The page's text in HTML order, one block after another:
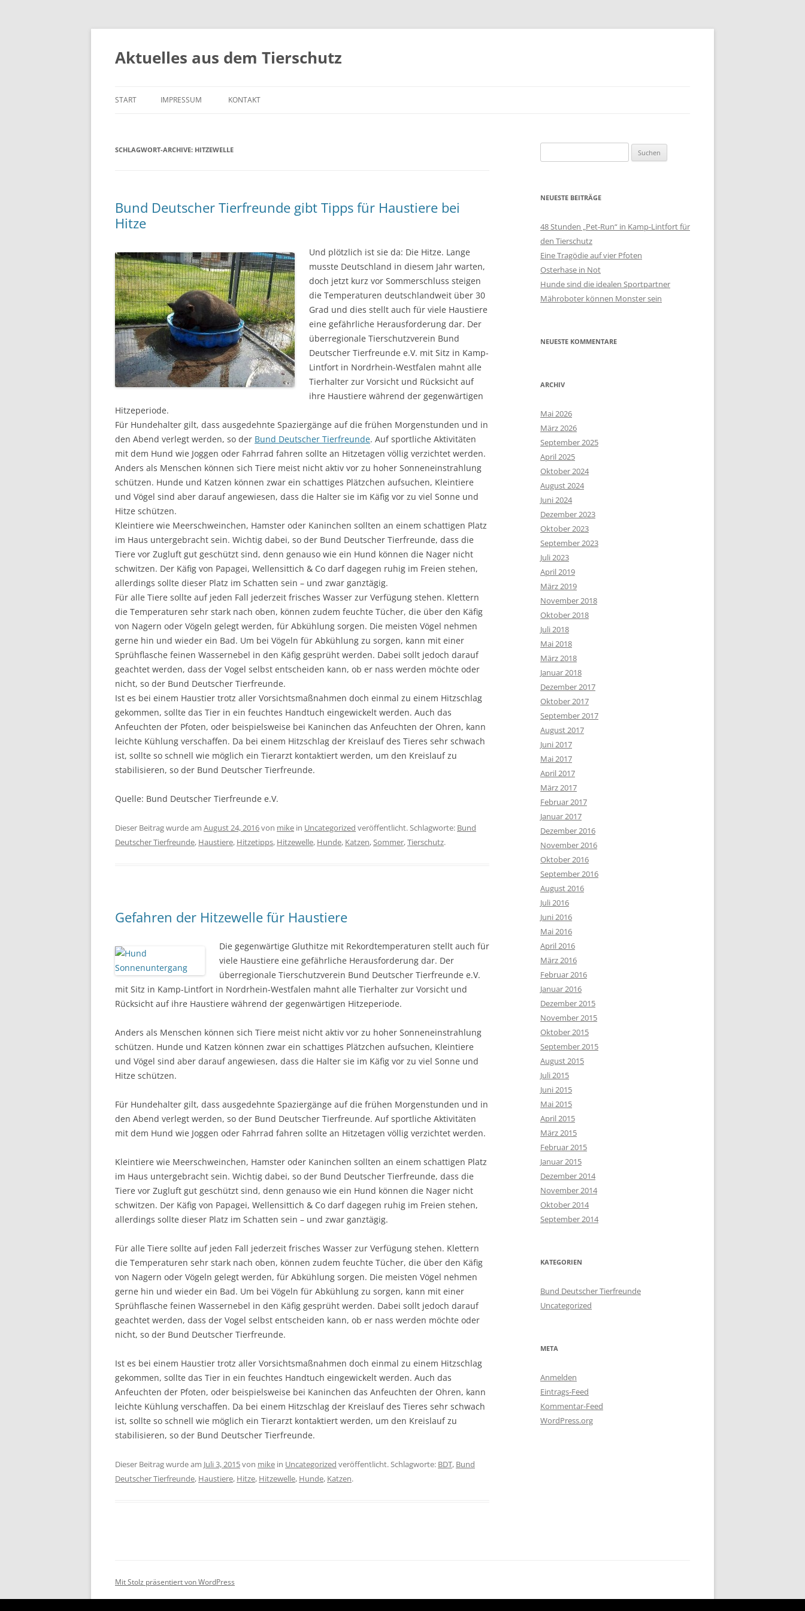
Aktuelles aus dem Tierschutz
START IMPRESSUM KONTAKT
SCHLAGWORT-ARCHIVE: HITZEWELLE
Bund Deutscher Tierfreunde gibt Tipps für Haustiere bei
Hitze
Und plötzlich ist sie da: Die Hitze. Lange
musste Deutschland in diesem Jahr warten,
doch jetzt kurz vor Sommerschluss steigen
die Temperaturen deutschlandweit über 30
Grad und dies stellt auch für viele Haustiere
eine gefährliche Herausforderung dar. Der
überregionale Tierschutzverein Bund
Deutscher Tierfreunde e.V. mit Sitz in Kamp-
Lintfort in Nordrhein-Westfalen mahnt alle
Tierhalter zur Vorsicht und Rücksicht auf
ihre Haustiere während der gegenwärtigen
Hitzeperiode.
Für Hundehalter gilt, dass ausgedehnte Spaziergänge auf die frühen Morgenstunden und in
den Abend verlegt werden, so der Bund Deutscher Tierfreunde. Auf sportliche Aktivitäten
mit dem Hund wie Joggen oder Fahrrad fahren sollte an Hitzetagen völlig verzichtet werden.
Anders als Menschen können sich Tiere meist nicht aktiv vor zu hoher Sonneneinstrahlung
schützen. Hunde und Katzen können zwar ein schattiges Plätzchen aufsuchen, Kleintiere
und Vögel sind aber darauf angewiesen, dass die Halter sie im Käfig vor zu viel Sonne und
Hitze schützen.
Kleintiere wie Meerschweinchen, Hamster oder Kaninchen sollten an einem schattigen Platz
im Haus untergebracht sein. Wichtig dabei, so der Bund Deutscher Tierfreunde, dass die
Tiere vor Zugluft gut geschützt sind, denn genauso wie ein Hund können die Nager nicht
schwitzen. Der Käfig von Papagei, Wellensittich & Co darf dagegen ruhig im Freien stehen,
allerdings sollte dieser Platz im Schatten sein – und zwar ganztägig.
Für alle Tiere sollte auf jeden Fall jederzeit frisches Wasser zur Verfügung stehen. Klettern
die Temperaturen sehr stark nach oben, können zudem feuchte Tücher, die über den Käfig
von Nagern oder Vögeln gelegt werden, für Abkühlung sorgen. Die meisten Vögel nehmen
gerne hin und wieder ein Bad. Um bei Vögeln für Abkühlung zu sorgen, kann mit einer
Sprühflasche feinen Wassernebel in den Käfig gesprüht werden. Dabei sollt jedoch darauf
geachtet werden, dass der Vogel selbst entscheiden kann, ob er nass werden möchte oder
nicht, so der Bund Deutscher Tierfreunde.
Ist es bei einem Haustier trotz aller Vorsichtsmaßnahmen doch einmal zu einem Hitzschlag
gekommen, sollte das Tier in ein feuchtes Handtuch eingewickelt werden. Auch das
Anfeuchten der Pfoten, oder beispielsweise bei Kaninchen das Anfeuchten der Ohren, kann
leichte Kühlung verschaffen. Da bei einem Hitzschlag der Kreislauf des Tieres sehr schwach
ist, sollte so schnell wie möglich ein Tierarzt kontaktiert werden, um den Kreislauf zu
stabilisieren, so der Bund Deutscher Tierfreunde.
Quelle: Bund Deutscher Tierfreunde e.V.
Dieser Beitrag wurde am August 24, 2016von mike in Uncategorized veröffentlicht. Schlagworte: Bund
Deutscher Tierfreunde, Haustiere, Hitzetipps, Hitzewelle, Hunde, Katzen,Sommer,Tierschutz.
Gefahren der Hitzewelle für Haustiere
Die gegenwärtige Gluthitze mit Rekordtemperaturen stellt auch für
viele Haustiere eine gefährliche Herausforderung dar. Der
überregionale Tierschutzverein Bund Deutscher Tierfreunde e.V.
mit Sitz in Kamp-Lintfort in Nordrhein-Westfalen mahnt alle Tierhalter zur Vorsicht und
Rücksicht auf ihre Haustiere während der gegenwärtigen Hitzeperiode.
Anders als Menschen können sich Tiere meist nicht aktiv vor zu hoher Sonneneinstrahlung
schützen. Hunde und Katzen können zwar ein schattiges Plätzchen aufsuchen, Kleintiere
und Vögel sind aber darauf angewiesen, dass die Halter sie im Käfig vor zu viel Sonne und
Hitze schützen.
Für Hundehalter gilt, dass ausgedehnte Spaziergänge auf die frühen Morgenstunden und in
den Abend verlegt werden, so der Bund Deutscher Tierfreunde. Auf sportliche Aktivitäten
mit dem Hund wie Joggen oder Fahrrad fahren sollte an Hitzetagen völlig verzichtet werden.
Kleintiere wie Meerschweinchen, Hamster oder Kaninchen sollten an einem schattigen Platz
im Haus untergebracht sein. Wichtig dabei, so der Bund Deutscher Tierfreunde, dass die
Tiere vor Zugluft gut geschützt sind, denn genauso wie ein Hund können die Nager nicht
schwitzen. Der Käfig von Papagei, Wellensittich & Co darf dagegen ruhig im Freien stehen,
allerdings sollte dieser Platz im Schatten sein – und zwar ganztägig.
Für alle Tiere sollte auf jeden Fall jederzeit frisches Wasser zur Verfügung stehen. Klettern
die Temperaturen sehr stark nach oben, können zudem feuchte Tücher, die über den Käfig
von Nagern oder Vögeln gelegt werden, für Abkühlung sorgen. Die meisten Vögel nehmen
gerne hin und wieder ein Bad. Um bei Vögeln für Abkühlung zu sorgen, kann mit einer
Sprühflasche feinen Wassernebel in den Käfig gesprüht werden. Dabei sollt jedoch darauf
geachtet werden, dass der Vogel selbst entscheiden kann, ob er nass werden möchte oder
nicht, so der Bund Deutscher Tierfreunde.
Ist es bei einem Haustier trotz aller Vorsichtsmaßnahmen doch einmal zu einem Hitzschlag
gekommen, sollte das Tier in ein feuchtes Handtuch eingewickelt werden. Auch das
Anfeuchten der Pfoten, oder beispielsweise bei Kaninchen das Anfeuchten der Ohren, kann
leichte Kühlung verschaffen. Da bei einem Hitzschlag der Kreislauf des Tieres sehr schwach
ist, sollte so schnell wie möglich ein Tierarzt kontaktiert werden, um den Kreislauf zu
stabilisieren, so der Bund Deutscher Tierfreunde.
Dieser Beitrag wurde am Juli 3, 2015von mike in Uncategorized veröffentlicht. Schlagworte: BDT, Bund
Deutscher Tierfreunde, Haustiere, Hitze, Hitzewelle, Hunde, Katzen.
nach:
NEUESTE BEITRÄGE
48 Stunden „Pet-Run“ in Kamp-Lintfort für
den Tierschutz
Eine Tragödie auf vier Pfoten
Osterhase in Not
Hunde sind die idealen Sportpartner
Mähroboter können Monster sein
NEUESTE KOMMENTARE
ARCHIV
Mai 2026
März 2026
September 2025
April 2025
Oktober 2024
August 2024
Juni 2024
Dezember 2023
Oktober 2023
September 2023
Juli 2023
April 2019
März 2019
November 2018
Oktober 2018
Juli 2018
Mai 2018
März 2018
Januar 2018
Dezember 2017
Oktober 2017
September 2017
August 2017
Juni 2017
Mai 2017
April 2017
März 2017
Februar 2017
Januar 2017
Dezember 2016
November 2016
Oktober 2016
September 2016
August 2016
Juli 2016
Juni 2016
Mai 2016
April 2016
März 2016
Februar 2016
Januar 2016
Dezember 2015
November 2015
Oktober 2015
September 2015
August 2015
Juli 2015
Juni 2015
Mai 2015
April 2015
März 2015
Februar 2015
Januar 2015
Dezember 2014
November 2014
Oktober 2014
September 2014
KATEGORIEN
Bund Deutscher Tierfreunde
Uncategorized
META
Anmelden
Eintrags-Feed
Kommentar-Feed
WordPress.org
Mit Stolz präsentiert von WordPress